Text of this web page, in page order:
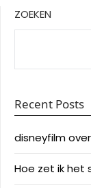
ZOEKEN
Recent Posts
disneyfilm
Hoe zet ik het